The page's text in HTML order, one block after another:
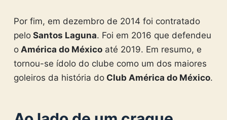
Por fim, em dezembro de 2014 foi contratado
peloSantos Laguna. Foi em 2016 que defendeu
oAmérica do Méxicoaté 2019. Em resumo, e
tornou-se ídolo do clube como um dos maiores
goleiros da história doClub América do México.